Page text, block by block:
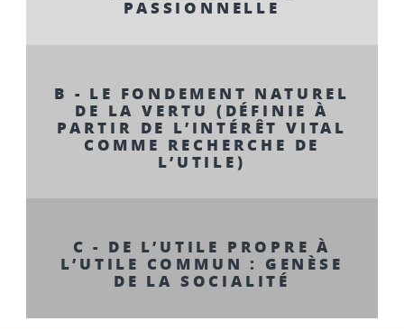
PASSIONNELLE
B - LE FONDEMENT NATUREL
DE LA VERTU (DÉFINIE À
PARTIR DE L’INTÉRÊT VITAL
COMME RECHERCHE DE
L’UTILE)
C - DE L’UTILE PROPRE À
L’UTILE COMMUN : GENÈSE
DE LA SOCIALITÉ